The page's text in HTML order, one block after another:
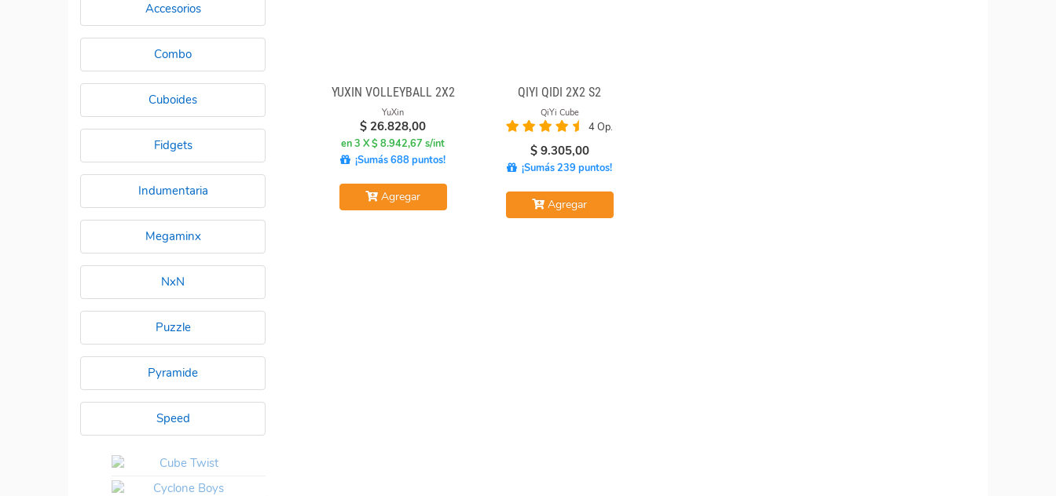
Accesorios
Combo
Cuboides
Fidgets
Indumentaria
Megaminx
NxN
Puzzle
Pyramide
Speed
YUXIN VOLLEYBALL 2X2
YuXin
$ 26.828,00
en 3 X $ 8.942,67 s/int
¡Sumás 688 puntos!
Agregar
QIYI QIDI 2X2 S2
QiYi Cube
4 Op.
$ 9.305,00
¡Sumás 239 puntos!
Agregar